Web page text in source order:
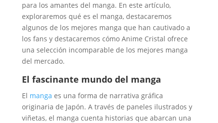
para los amantes del manga. En este artículo,
exploraremos qué es el manga, destacaremos
algunos de los mejores manga que han cautivado a
los fans y destacaremos cómo Anime Cristal ofrece
una selección incomparable de los mejores manga
del mercado.
El fascinante mundo del manga
El manga es una forma de narrativa gráfica
originaria de Japón. A través de paneles ilustrados y
viñetas, el manga cuenta historias que abarcan una